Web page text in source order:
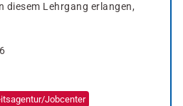
diesem Lehrgang erlangen,
Jobcenter